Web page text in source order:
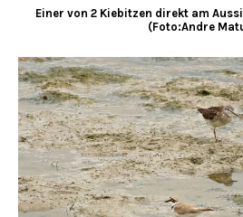
Einer von 2 Kiebitzen direkt am
(Foto:Andre